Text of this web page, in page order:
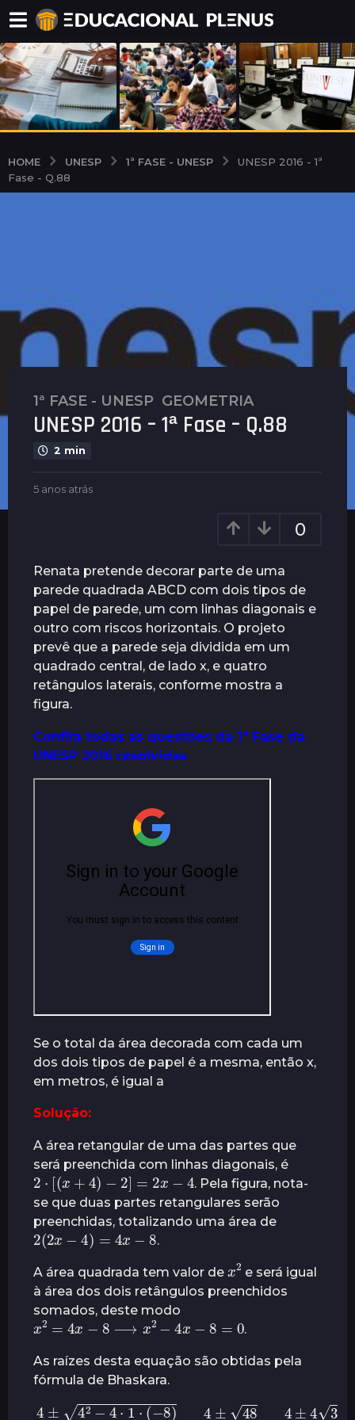
HOME UNESP 1ª FASE - UNESP
UNESP 2016 - 1ª
Fase - Q.88
5
a
o
a
s
5
a
n
o
s
a
t
á
s
1ª FASE - UNESP ,GEOMETRIA
UNESP 2016 – 1ª Fase – Q.88
2 min
b
n
u
s
5 anos atrás
t
r
á
s
0
Renata pretende decorar parte de uma
parede quadrada ABCD com dois tipos de
papel de parede, um com linhas diagonais e
outro com riscos horizontais. O projeto
prevê que a parede seja dividida em um
quadrado central, de lado x, e quatro
retângulos laterais, conforme mostra a
figura.
Confira todas as questões da 1ª Fase da
UNESP 2016 resolvidas
Se o total da área decorada com cada um
dos dois tipos de papel é a mesma, então x,
em metros, é igual a
Solução:
A área retangular de uma das partes que
será preenchida com linhas diagonais, é
2⋅[( x+4)−2]=2x−4
. Pela figura, nota-
se que duas partes retangulares serão
preenchidas, totalizando uma área de
2(2x−4)=4 x−8
.
A área quadrada tem valor de
x2
e será igual
à área dos dois retângulos preenchidos
somados, deste modo
x2=4x −8⟶ x2−4x =0
.
As raízes desta equação são obtidas pela
fórmula de Bhaskara.
4
±
4
2
−
4
⋅1
⋅(−
8
)2
⋅1=
4
±
48
2
=
4
±
4
3
2
=
2
±
2
3